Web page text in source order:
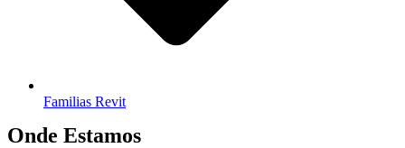
Familias Revit
Onde Estamos